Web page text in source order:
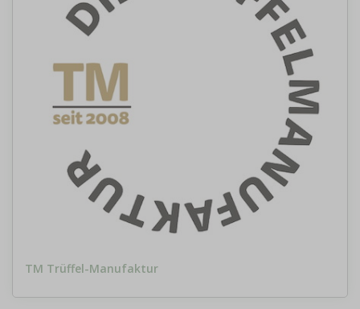
TM Trüffel-Manufaktur